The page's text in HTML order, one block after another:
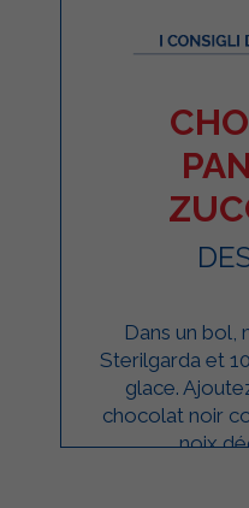
Dans un bol,
Sterilgarda et
glace.
chocolat noir
noix